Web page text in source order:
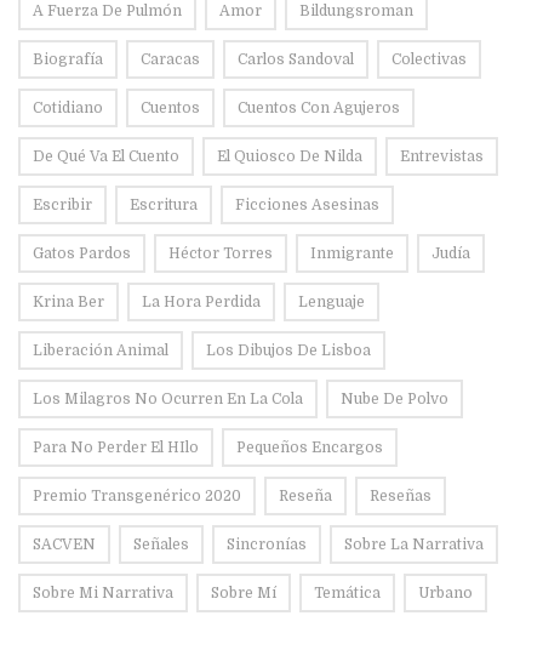
A Fuerza De Pulmón Amor Bildungsroman
Biografía Caracas Carlos Sandoval Colectivas
Cotidiano Cuentos Cuentos Con Agujeros
De Qué Va El Cuento El Quiosco De Nilda Entrevistas
Escribir Escritura Ficciones Asesinas
Gatos Pardos Héctor Torres Inmigrante Judía
Krina Ber La Hora Perdida Lenguaje
Liberación Animal Los Dibujos De Lisboa
Los Milagros No Ocurren En La Cola Nube De Polvo
Para No Perder El HIlo Pequeños Encargos
Premio Transgenérico 2020 Reseña Reseñas
SACVEN Señales Sincronías Sobre La Narrativa
Sobre Mi Narrativa Sobre Mí Temática Urbano